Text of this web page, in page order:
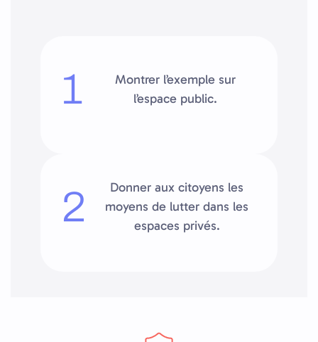
1
Montrer l’exemple sur
l’espace public.
2
Donner aux citoyens les
moyens de lutter dans les
espaces privés.